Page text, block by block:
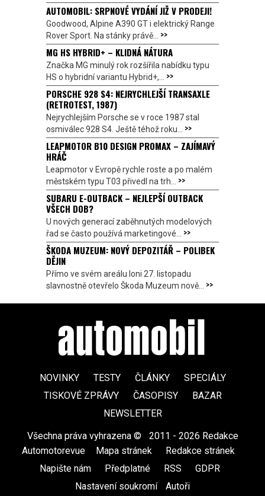
AUTOMOBIL: SRPNOVÉ VYDÁNÍ JIŽ V PRODEJI!
Goodwood, Alpine A390 GT i elektrický Range
Rover Sport. Na stánky právě... >>
MG HS HYBRID+ – KLIDNÁ NÁTURA
Značka MG minulý rok rozšířila nabídku typu
HS o hybridní variantu Hybrid+,... >>
PORSCHE 928 S4: NEJRYCHLEJŠÍ TRANSAXLE
(RETROTEST, 1987)
Nejrychlejším Porsche se v roce 1987 stal
osmiválec 928 S4. Ještě téhož roku... >>
LEAPMOTOR B10 DESIGN PROMAX – ZAJÍMAVÝ
HRÁČ
Leapmotor v Evropě rychle roste a po malém
městském typu T03 přivedl na trh... >>
SUBARU E-OUTBACK – NEJLEPŠÍ OUTBACK
VŠECH DOB?
U nových generací zaběhnutých modelových
řad se často používá marketingové... >>
ŠKODA MUZEUM: NOVÝ DEPOZITÁŘ – POLIBEK
DĚJIN
Přímo ve svém areálu loni 27. listopadu
slavnostně otevřelo Škoda Muzeum nově... >>
NOVINKY TESTY ČLÁNKY
SPECIÁLY
TISKOVÉ ZPRÁVY
ČASOPISY
BAZAR
NEWSLETTER
Všechna práva vyhrazena ©
2011 - 2026 Redakce
Automotorevue
Mapa stránek Redakce stránek
Napište nám
Předplatné RSS GDPR
Nastavení soukromí
Autoři